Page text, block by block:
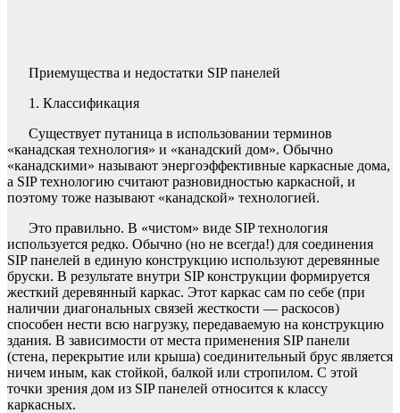
Приемущества и недостатки SIP панелей
1. Классификация
Существует путаница в использовании терминов
«канадская технология» и «канадский дом». Обычно
«канадскими» называют энергоэффективные каркасные дома,
а SIP технологию считают разновидностью каркасной, и
поэтому тоже называют «канадской» технологией.
Это правильно. В «чистом» виде SIP технология
используется редко. Обычно (но не всегда!) для соединения
SIP панелей в единую конструкцию используют деревянные
бруски. В результате внутри SIP конструкции формируется
жесткий деревянный каркас. Этот каркас сам по себе (при
наличии диагональных связей жесткости — раскосов)
способен нести всю нагрузку, передаваемую на конструкцию
здания. В зависимости от места применения SIP панели
(стена, перекрытие или крыша) соединительный брус является
ничем иным, как стойкой, балкой или стропилом. С этой
точки зрения дом из SIP панелей относится к классу
каркасных.